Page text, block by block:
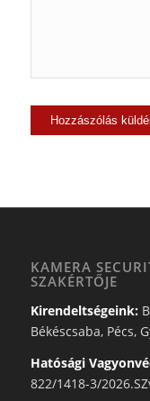
KAMERA
SZAKÉRTŐJE
Kirendeltségeink:
Békéscsaba, Pécs,
Hatósági
822/1418-3/